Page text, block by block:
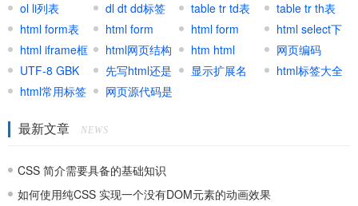
签
网页单位
ol li列表
dl dt dd标签
组
table tr td表
格
table tr th表
格
html form表
单
html form
input
html form
textarea文本
区域
html select下
拉与跳转
(Html select)
html iframe框
架
html网页结构
htm html
shtml区别用
网页编码
charset
UTF-8 GBK
UTF8
联系
先写html还是
先写CSS
显示扩展名
html标签大全
html常用标签
网页源代码是
最新文章 NEWS
CSS 简介需要具备的基础知识
如何使用纯CSS 实现一个没有DOM元素的动画效果